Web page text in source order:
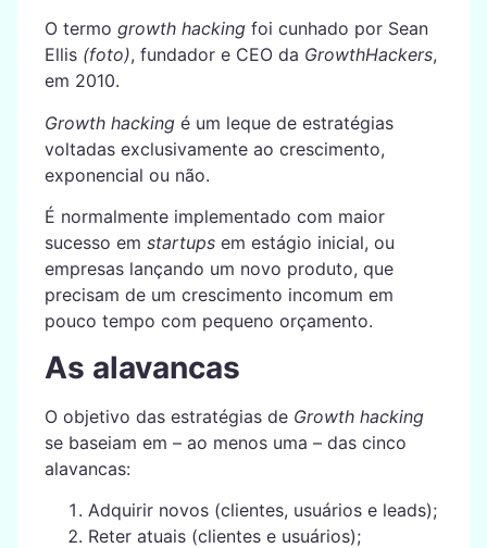
O termo growth hackingfoi cunhado por Sean
Ellis (foto), fundador e CEO da GrowthHackers,
em 2010.
Growth hackingé um leque de estratégias
voltadas exclusivamente ao crescimento,
exponencial ou não.
É normalmente implementado com maior
sucesso em startupsem estágio inicial, ou
empresas lançando um novo produto, que
precisam de um crescimento incomum em
pouco tempo com pequeno orçamento.
As alavancas
O objetivo das estratégias de Growth hacking
se baseiam em – ao menos uma – das cinco
alavancas:
Adquirir novos (clientes, usuários e leads);
Reter atuais (clientes e usuários);